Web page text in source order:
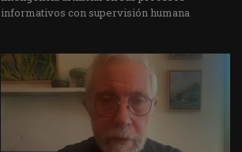
informativos con supervisión humana